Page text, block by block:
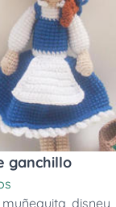
ganchillo
muñequita, disney,